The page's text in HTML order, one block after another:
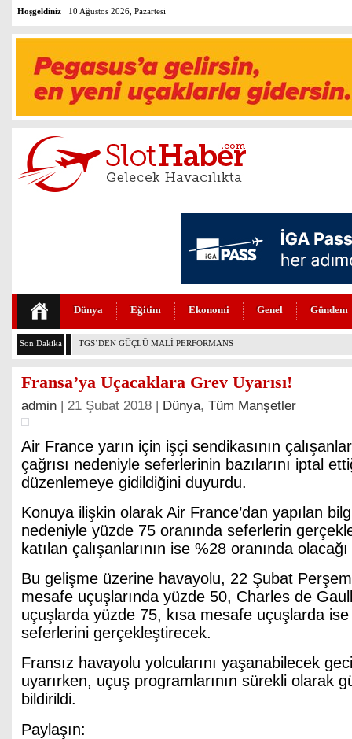
Hoşgeldiniz 10 Ağustos 2026, Pazartesi
Dünya Eğitim Ekonomi Genel Gündem
Son Dakika THY VE PEGASUS DÜNYANIN EN DEĞERLİLERİ ARASINDA
Fransa’ya Uçacaklara Grev Uyarısı!
admin | 21 Şubat 2018 | Dünya, Tüm Manşetler
Air France yarın için işçi sendikasının
çağrısı nedeniyle seferlerinin bazılarını iptal
düzenlemeye gidildiğini duyurdu.
Konuya ilişkin olarak Air France’dan yapılan
nedeniyle yüzde 75 oranında seferlerin
katılan çalışanlarının ise %28 oranında
Bu gelişme üzerine havayolu, 22 Şubat
mesafe uçuşlarında yüzde 50, Charles de
uçuşlarda yüzde 75, kısa mesafe uçuşlarda
seferlerini gerçekleştirecek.
Fransız havayolu yolcularını yaşanabilecek
uyarırken, uçuş programlarının sürekli olarak
bildirildi.
Paylaşın: